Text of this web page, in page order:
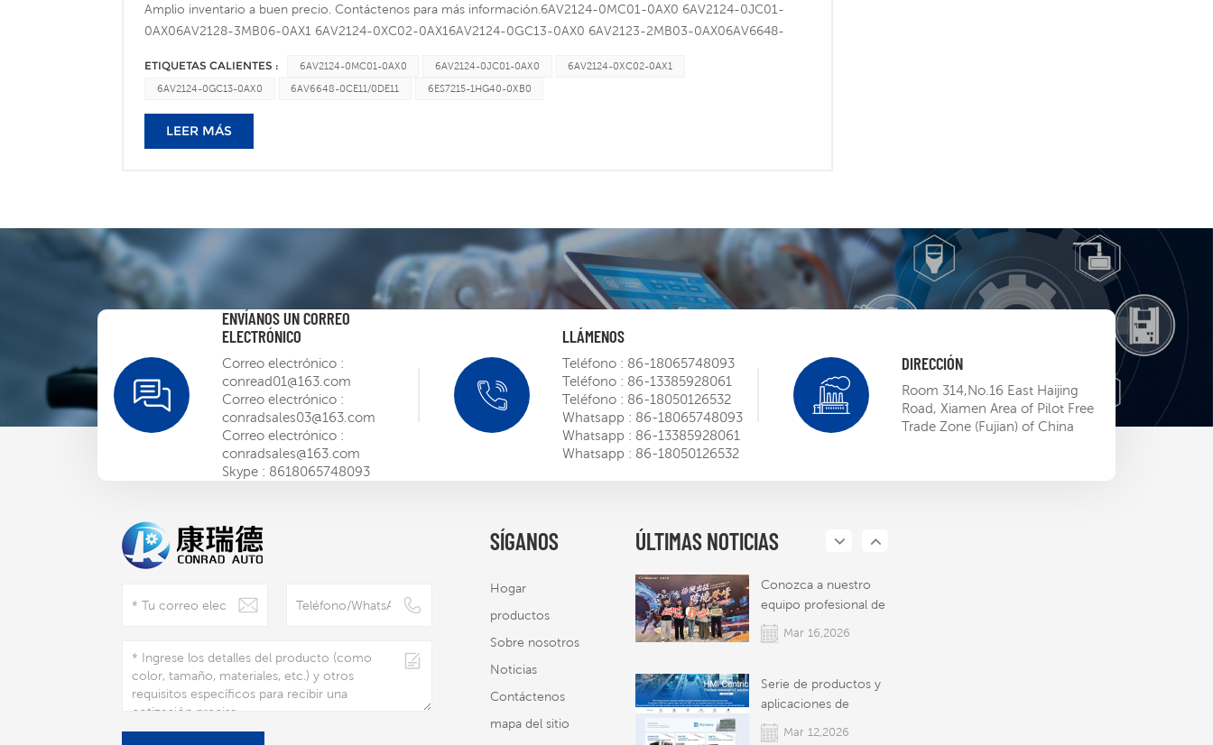
Amplio inventario a buen precio. Contáctenos para más información.6AV2124-0MC01-0AX0 6AV2124-0JC01-
0AX06AV2128-3MB06-0AX1 6AV2124-0XC02-0AX16AV2124-0GC13-0AX0 6AV2123-2MB03-0AX06AV6648-
6ES7234-4HE32-0XB06ES7214-1AG40-0XB0 6ES7214-1BG40-0XB06ES7223-1BL32-0XB0 6ES7221-1BF32-
0XB06ES7231-5ND32-0XB0 6ES7231-5PD32-0XB06ES7222-1HH32-0XB0 6ES7223-1BH32-0XB06ES7222-
1BF32-0XB0 6ES7222-1HH32-0XB06ES7222-1BH32-0XB0 6ES7222-1HF32-0XB06ES7134-6GF00-0AA1
6ES7132-6BH01-0BA06ES7158-3AD10-0XA0 6ES7158-0AD01-0XA06ES7231-4HD32-0XB0 Mandy KeXIAMEN
web:www.conradautomation.com
ETIQUETAS CALIENTES : 6AV2124-0MC01-0AX0 6AV2124-0JC01-0AX0 6AV2124-0XC02-0AX1
6AV2124-0GC13-0AX0 6AV6648-0CE11/0DE11 6ES7215-1HG40-0XB0
LEER MÁS
ENVÍANOS UN CORREO
ELECTRÓNICO
Correo electrónico :
conread01@163.com
Correo electrónico :
conradsales03@163.com
Correo electrónico :
conradsales@163.com
Skype : 8618065748093
LLÁMENOS
Teléfono : 86-18065748093
Teléfono : 86-13385928061
Teléfono : 86-18050126532
Whatsapp : 86-18065748093
Whatsapp : 86-13385928061
Whatsapp : 86-18050126532
DIRECCIÓN
Room 314,No.16 East Haijing
Road, Xiamen Area of Pilot Free
Trade Zone (Fujian) of China
SÍGANOS
Hogar
productos
Sobre nosotros
Noticias
Contáctenos
mapa del sitio
ÚLTIMAS NOTICIAS
Mini roadshow
SIEMENS EP BU
Mar 13,2023
puerta al mercado
Conozca a nuestro
equipo profesional de
comercio exterior.
Mar 16,2026
Serie de productos y
aplicaciones de
PROFACE
Mar 12,2026